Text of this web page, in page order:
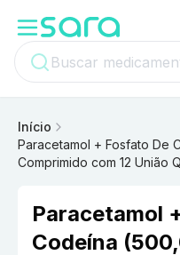
Início
Paracetamol + Fosfato De
Comprimido com 12 União
Paracetamol
Codeína